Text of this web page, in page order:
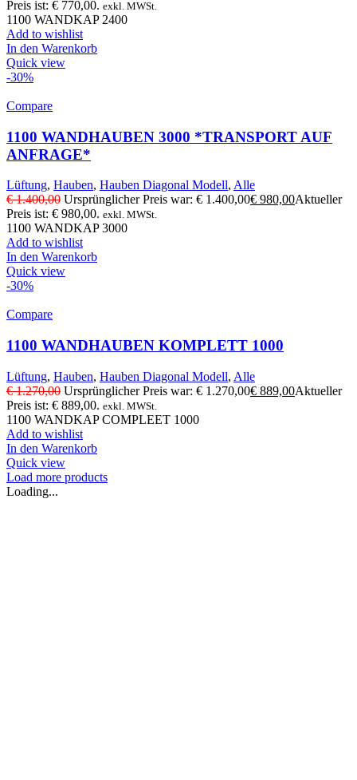
Preis ist: € 770,00. exkl. MWSt.
1100 WANDKAP 2400
Add to wishlist
In den Warenkorb
Quick view
-30%
Compare
1100 WANDHAUBEN 3000 *TRANSPORT AUF
ANFRAGE*
Lüftung, Hauben, Hauben Diagonal Modell, Alle
€1.400,00 Ursprünglicher Preis war: € 1.400,00€ 980,00Aktueller
Preis ist: € 980,00. exkl. MWSt.
1100 WANDKAP 3000
Add to wishlist
In den Warenkorb
Quick view
-30%
Compare
1100 WANDHAUBEN KOMPLETT 1000
Lüftung, Hauben, Hauben Diagonal Modell, Alle
€1.270,00 Ursprünglicher Preis war: € 1.270,00€ 889,00Aktueller
Preis ist: € 889,00. exkl. MWSt.
1100 WANDKAP COMPLEET 1000
Add to wishlist
In den Warenkorb
Quick view
Load more products
Loading...